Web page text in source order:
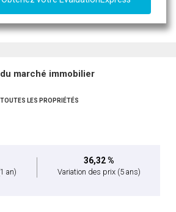
marché immobilier
TOUTES LES PROPRIÉTÉS
an)
36,32 %
Variation des prix (5 ans)